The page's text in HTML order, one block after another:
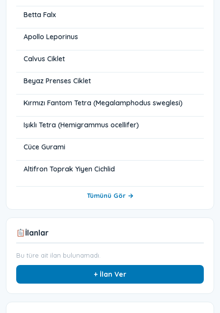
Betta Falx
Apollo Leporinus
Calvus Ciklet
Beyaz Prenses Ciklet
Kırmızı Fantom Tetra (Megalamphodus sweglesi)
Işıklı Tetra (Hemigrammus ocellifer)
Cüce Gurami
Altifron Toprak Yiyen Cichlid
Tümünü Gör →
İlanlar
Bu türe ait ilan bulunamadı.
+ İlan Ver